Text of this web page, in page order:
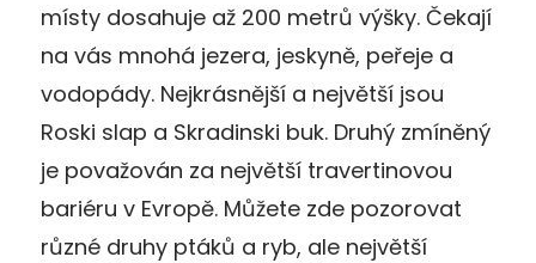
místy dosahuje až 200 metrů výšky. Čekají
na vás mnohá jezera, jeskyně, peřeje a
vodopády. Nejkrásnější a největší jsou
Roski slap a Skradinski buk. Druhý zmíněný
je považován za největší travertinovou
bariéru v Evropě. Můžete zde pozorovat
různé druhy ptáků a ryb, ale největší